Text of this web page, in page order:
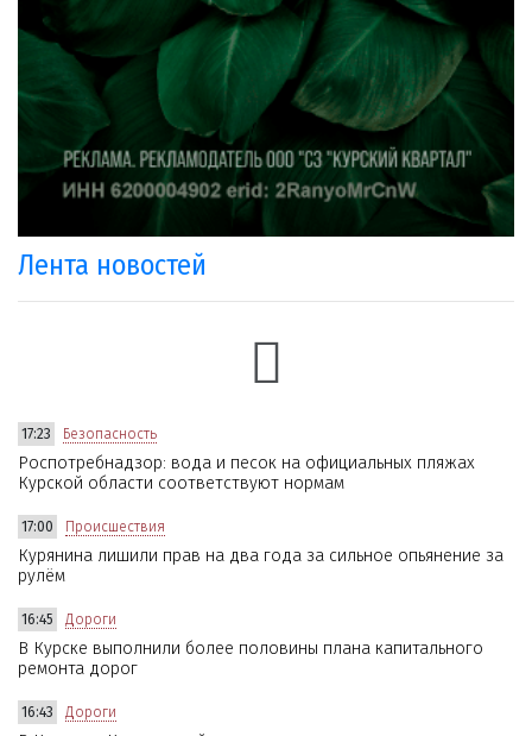
Лента новостей
17:23 Безопасность
Роспотребнадзор: вода и песок на официальных пляжах
Курской области соответствуют нормам
17:00 Происшествия
Курянина лишили прав на два года за сильное опьянение за
рулём
16:45 Дороги
В Курске выполнили более половины плана капитального
ремонта дорог
16:43 Дороги